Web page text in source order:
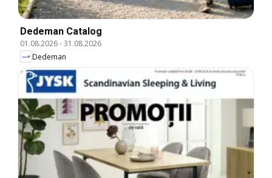
Dedeman Catalog
01.08.2026-31.08.2026
Dedeman